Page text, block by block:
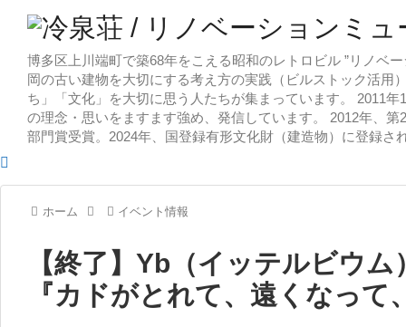
博多区上川端町で築68年をこえる昭和のレトロビル ”リノベ
岡の古い建物を大切にする考え方の実践（ビルストック活用
ち」「文化」を大切に思う人たちが集まっています。 2011
の理念・思いをますます強め、発信しています。 2012年、
部門賞受賞。2024年、国登録有形文化財（建造物）に登録さ
ホーム イベント情報
【終了】Yb（イッテルビウ
『カドがとれて、遠くなって